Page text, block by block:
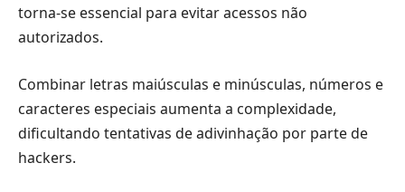
torna-se essencial para evitar acessos não
autorizados.
Combinar letras maiúsculas e minúsculas, números e
caracteres especiais aumenta a complexidade,
dificultando tentativas de adivinhação por parte de
hackers.